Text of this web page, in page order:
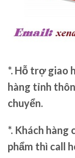
*. Hỗ trợ giao
hàng tỉnh
chuyển.
*. Khách hàng
phẩm thì call